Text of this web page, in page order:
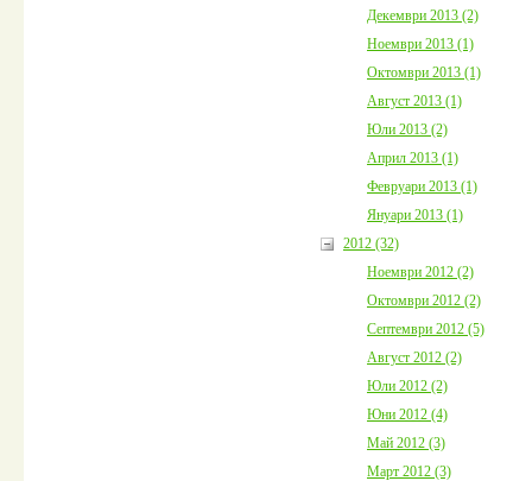
Декември 2013 (2)
Ноември 2013 (1)
Октомври 2013 (1)
Август 2013 (1)
Юли 2013 (2)
Април 2013 (1)
Февруари 2013 (1)
Януари 2013 (1)
2012 (32)
Ноември 2012 (2)
Октомври 2012 (2)
Септември 2012 (5)
Август 2012 (2)
Юли 2012 (2)
Юни 2012 (4)
Май 2012 (3)
Март 2012 (3)